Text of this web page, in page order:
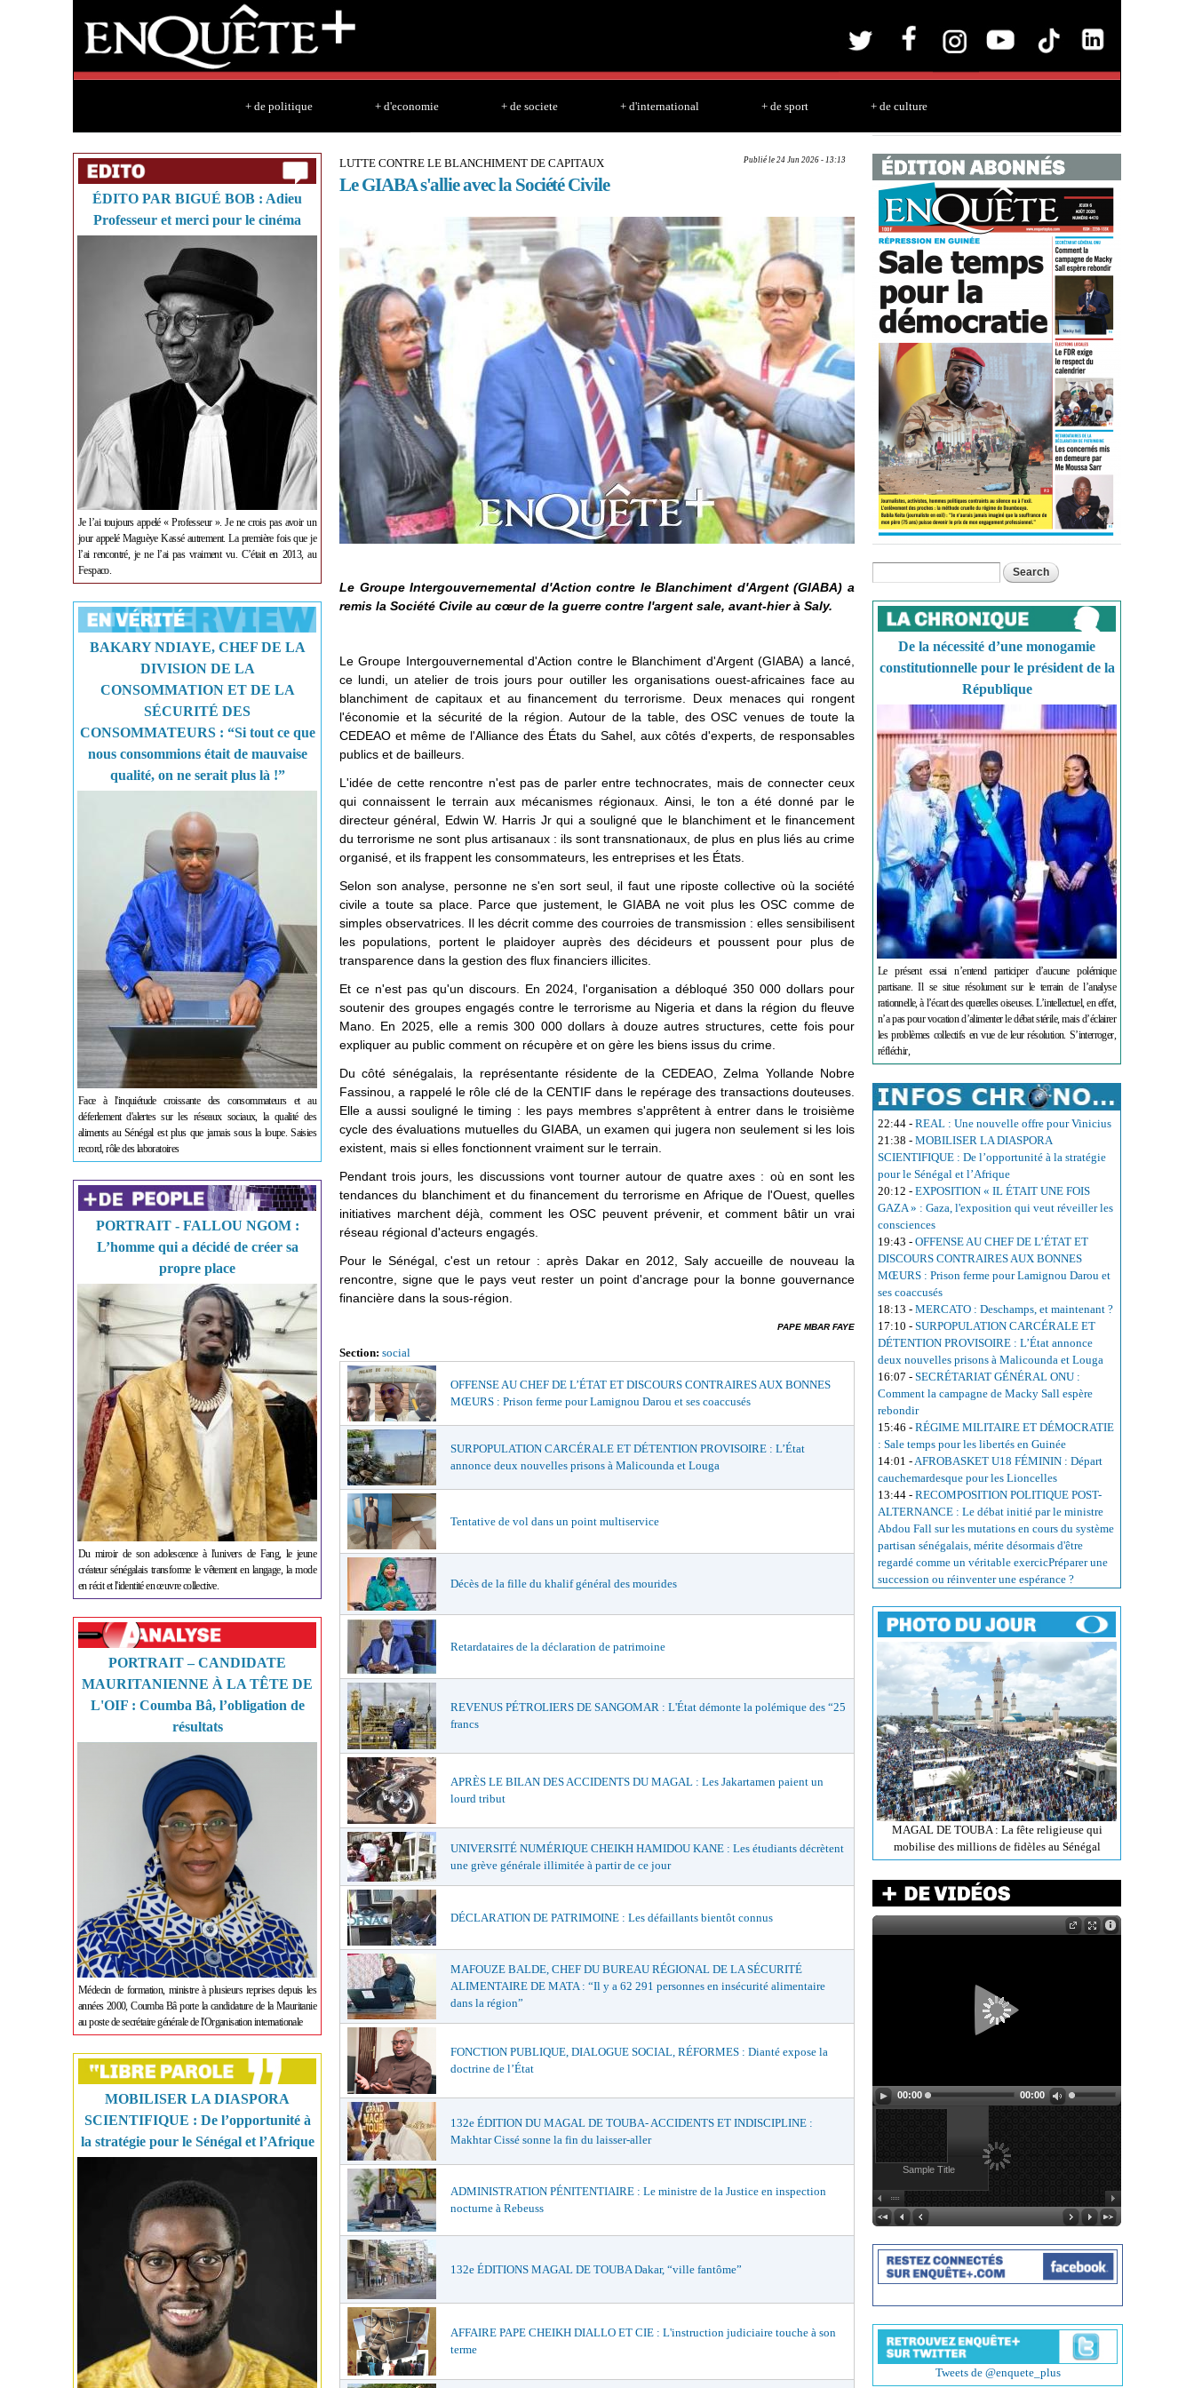
+ de politique + d'economie + de societe + d'international + de sport + de culture
ÉDITO PAR BIGUÉ BOB : Adieu
Professeur et merci pour le cinéma
Je l’ai toujours appelé « Professeur ». Je ne crois pas avoir un
jour appelé Maguèye Kassé autrement. La première fois que je
l’ai rencontré, je ne l’ai pas vraiment vu. C’était en 2013, au
Fespaco.
BAKARY NDIAYE, CHEF DE LA
DIVISION DE LA
CONSOMMATION ET DE LA
SÉCURITÉ DES
CONSOMMATEURS : “Si tout ce que
nous consommions était de mauvaise
qualité, on ne serait plus là !”
Face à l'inquiétude croissante des consommateurs et au
déferlement d'alertes sur les réseaux sociaux, la qualité des
aliments au Sénégal est plus que jamais sous la loupe. Saisies
record, rôle des laboratoires
PORTRAIT - FALLOU NGOM :
L’homme qui a décidé de créer sa
propre place
Du miroir de son adolescence à l'univers de Fang, le jeune
créateur sénégalais transforme le vêtement en langage, la mode
en récit et l'identité en œuvre collective.
PORTRAIT – CANDIDATE
MAURITANIENNE À LA TÊTE DE
L'OIF : Coumba Bâ, l’obligation de
résultats
Médecin de formation, ministre à plusieurs reprises depuis les
années 2000, Coumba Bâ porte la candidature de la Mauritanie
au poste de secrétaire générale de l'Organisation internationale
MOBILISER LA DIASPORA
SCIENTIFIQUE : De l’opportunité à
la stratégie pour le Sénégal et l’Afrique
Publié le 24 Jun 2026 - 13:13
LUTTE CONTRE LE BLANCHIMENT DE CAPITAUX
Le GIABA s'allie avec la Société Civile
Le Groupe Intergouvernemental d'Action contre le Blanchiment d'Argent (GIABA) a
remis la Société Civile au cœur de la guerre contre l'argent sale, avant-hier à Saly.
Le Groupe Intergouvernemental d'Action contre le Blanchiment d'Argent (GIABA) a lancé,
ce lundi, un atelier de trois jours pour outiller les organisations ouest-africaines face au
blanchiment de capitaux et au financement du terrorisme. Deux menaces qui rongent
l'économie et la sécurité de la région. Autour de la table, des OSC venues de toute la
CEDEAO et même de l'Alliance des États du Sahel, aux côtés d'experts, de responsables
publics et de bailleurs.
L'idée de cette rencontre n'est pas de parler entre technocrates, mais de connecter ceux
qui connaissent le terrain aux mécanismes régionaux. Ainsi, le ton a été donné par le
directeur général, Edwin W. Harris Jr qui a souligné que le blanchiment et le financement
du terrorisme ne sont plus artisanaux : ils sont transnationaux, de plus en plus liés au crime
organisé, et ils frappent les consommateurs, les entreprises et les États.
Selon son analyse, personne ne s'en sort seul, il faut une riposte collective où la société
civile a toute sa place. Parce que justement, le GIABA ne voit plus les OSC comme de
simples observatrices. Il les décrit comme des courroies de transmission : elles sensibilisent
les populations, portent le plaidoyer auprès des décideurs et poussent pour plus de
transparence dans la gestion des flux financiers illicites.
Et ce n'est pas qu'un discours. En 2024, l'organisation a débloqué 350 000 dollars pour
soutenir des groupes engagés contre le terrorisme au Nigeria et dans la région du fleuve
Mano. En 2025, elle a remis 300 000 dollars à douze autres structures, cette fois pour
expliquer au public comment on récupère et on gère les biens issus du crime.
Du côté sénégalais, la représentante résidente de la CEDEAO, Zelma Yollande Nobre
Fassinou, a rappelé le rôle clé de la CENTIF dans le repérage des transactions douteuses.
Elle a aussi souligné le timing : les pays membres s'apprêtent à entrer dans le troisième
cycle des évaluations mutuelles du GIABA, un examen qui jugera non seulement si les lois
existent, mais si elles fonctionnent vraiment sur le terrain.
Pendant trois jours, les discussions vont tourner autour de quatre axes : où en sont les
tendances du blanchiment et du financement du terrorisme en Afrique de l'Ouest, quelles
initiatives marchent déjà, comment les OSC peuvent prévenir, et comment bâtir un vrai
réseau régional d'acteurs engagés.
Pour le Sénégal, c'est un retour : après Dakar en 2012, Saly accueille de nouveau la
rencontre, signe que le pays veut rester un point d'ancrage pour la bonne gouvernance
financière dans la sous-région.
PAPE MBAR FAYE
Section: social
OFFENSE AU CHEF DE L’ÉTAT ET DISCOURS CONTRAIRES AUX BONNES
MŒURS : Prison ferme pour Lamignou Darou et ses coaccusés
SURPOPULATION CARCÉRALE ET DÉTENTION PROVISOIRE : L’État
annonce deux nouvelles prisons à Malicounda et Louga
Tentative de vol dans un point multiservice
Décès de la fille du khalif général des mourides
Retardataires de la déclaration de patrimoine
REVENUS PÉTROLIERS DE SANGOMAR : L'État démonte la polémique des “25
francs
APRÈS LE BILAN DES ACCIDENTS DU MAGAL : Les Jakartamen paient un
lourd tribut
UNIVERSITÉ NUMÉRIQUE CHEIKH HAMIDOU KANE : Les étudiants décrètent
une grève générale illimitée à partir de ce jour
DÉCLARATION DE PATRIMOINE : Les défaillants bientôt connus
MAFOUZE BALDE, CHEF DU BUREAU RÉGIONAL DE LA SÉCURITÉ
ALIMENTAIRE DE MATA : “Il y a 62 291 personnes en insécurité alimentaire
dans la région”
FONCTION PUBLIQUE, DIALOGUE SOCIAL, RÉFORMES : Dianté expose la
doctrine de l’État
132e ÉDITION DU MAGAL DE TOUBA- ACCIDENTS ET INDISCIPLINE :
Makhtar Cissé sonne la fin du laisser-aller
ADMINISTRATION PÉNITENTIAIRE : Le ministre de la Justice en inspection
nocturne à Rebeuss
132e ÉDITIONS MAGAL DE TOUBA Dakar, “ville fantôme”
AFFAIRE PAPE CHEIKH DIALLO ET CIE : L'instruction judiciaire touche à son
terme
Search form
De la nécessité d’une monogamie
constitutionnelle pour le président de la
République
Le présent essai n’entend participer d’aucune polémique
partisane. Il se situe résolument sur le terrain de l’analyse
rationnelle, à l’écart des querelles oiseuses. L’intellectuel, en effet,
n’a pas pour vocation d’alimenter le débat stérile, mais d’éclairer
les problèmes collectifs en vue de leur résolution. S’interroger,
réfléchir,
22:44 - REAL : Une nouvelle offre pour Vinicius
21:38 - MOBILISER LA DIASPORA
SCIENTIFIQUE : De l’opportunité à la stratégie
pour le Sénégal et l’Afrique
20:12 - EXPOSITION « IL ÉTAIT UNE FOIS
GAZA » : Gaza, l'exposition qui veut réveiller les
consciences
19:43 - OFFENSE AU CHEF DE L’ÉTAT ET
DISCOURS CONTRAIRES AUX BONNES
MŒURS : Prison ferme pour Lamignou Darou et
ses coaccusés
18:13 - MERCATO : Deschamps, et maintenant ?
17:10 - SURPOPULATION CARCÉRALE ET
DÉTENTION PROVISOIRE : L’État annonce
deux nouvelles prisons à Malicounda et Louga
16:07 - SECRÉTARIAT GÉNÉRAL ONU :
Comment la campagne de Macky Sall espère
rebondir
15:46 - RÉGIME MILITAIRE ET DÉMOCRATIE
: Sale temps pour les libertés en Guinée
14:01 -AFROBASKET U18 FÉMININ : Départ
cauchemardesque pour les Lioncelles
13:44 - RECOMPOSITION POLITIQUE POST-
ALTERNANCE : Le débat initié par le ministre
Abdou Fall sur les mutations en cours du système
partisan sénégalais, mérite désormais d'être
regardé comme un véritable exercicPréparer une
succession ou réinventer une espérance ?
MAGAL DE TOUBA : La fête religieuse qui
mobilise des millions de fidèles au Sénégal
00:00 00:00
Sample Title
Tweets de @enquete_plus